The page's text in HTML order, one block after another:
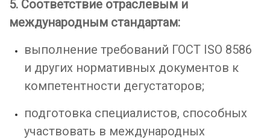
5. Соответствие отраслевым и
международным стандартам:
выполнение требований ГОСТ ISO 8586
и других нормативных документов к
компетентности дегустаторов;
подготовка специалистов, способных
участвовать в международных